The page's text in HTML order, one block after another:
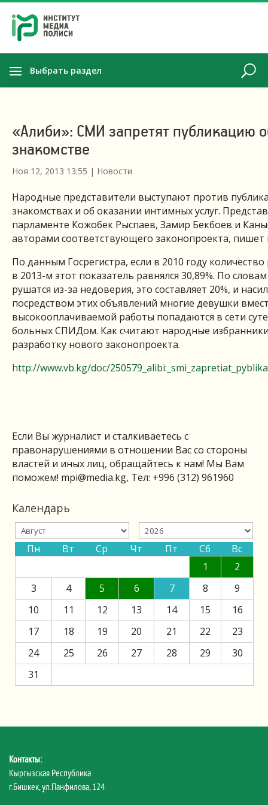
Выбрать раздел
«Алиби»: СМИ запретят публикацию
знакомстве
Ноя 12, 2013 13:55 | Новости
Народные представители выступают против
знакомствах и об оказании интимных услуг.
парламенте Кожобек Рыспаев, Замир Бекбоев и
авторами соответствующего законопроекта, пишет
По данным Госрегистра, если в 2010 году
в 2013-м этот показатель равнялся 30,89%. По
рушатся из-за недоверия, это составляет 20%, и
посредством этих объявлений многие девушки
высокооплачиваемой работы попадаются в сети
больных СПИДом. Как считают народные
разработку нового законопроекта.
http://www.vb.kg/doc/
Если Вы журналист и сталкиваетесь с
правонарушениями в отношении Вас со стороны
властей и иных лиц, обращайтесь к нам! Мы Вам
поможем! mpi@media.kg, Тел: +996 (312) 961960
Календарь
Пн Вт Ср Чт Пт Сб
Вс
1
2
3
4 5 6 7 8
9
10
11 12 13 14 15
16
17
18 19 20 21 22
23
24
25 26 27 28 29
30
31
Контакты:
Кыргызская Республика
г.Бишкек, ул.Панфилова, 124